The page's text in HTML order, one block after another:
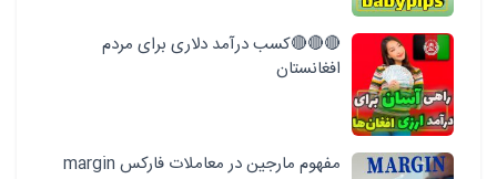
🔴🔴🔴کسب درآمد دلاری برای مردم
افغانستان
مفهوم مارجین در معاملات فارکس margin